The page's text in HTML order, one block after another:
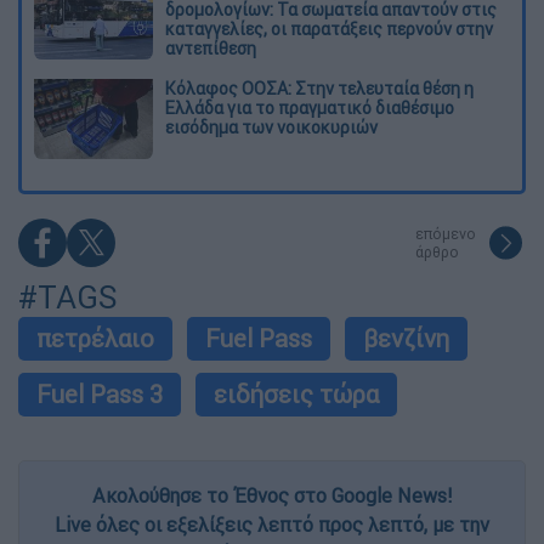
δρομολογίων: Τα σωματεία απαντούν στις
καταγγελίες, οι παρατάξεις περνούν στην
αντεπίθεση
Κόλαφος ΟΟΣΑ: Στην τελευταία θέση η
Ελλάδα για το πραγματικό διαθέσιμο
εισόδημα των νοικοκυριών
επόμενο
άρθρο
#TAGS
πετρέλαιο Fuel Pass
βενζίνη
Fuel Pass 3
ειδήσεις τώρα
Ακολούθησε το Έθνος στο Google News!
Live όλες οι εξελίξεις λεπτό προς λεπτό, με την